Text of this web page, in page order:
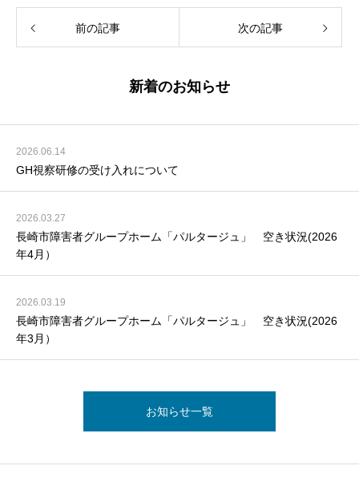
前の記事 次の記事
新着のお知らせ
2026.06.14
GH視察研修の受け入れについて
2026.03.27
長崎市障害者グループホーム「パルタージュ」 空き状況(2026
年4月）
2026.03.19
長崎市障害者グループホーム「パルタージュ」 空き状況(2026
年3月）
お知らせ一覧